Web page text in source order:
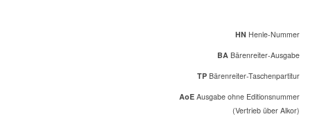
HN Henle-Nummer
BA Bärenreiter-Ausgabe
TP Bärenreiter-Taschenpartitur
AoE Ausgabe ohne Editionsnummer
(Vertrieb über Alkor)